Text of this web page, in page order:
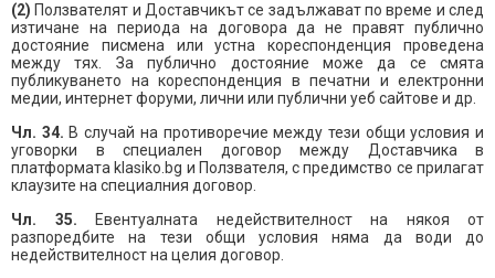
(2) Ползвателят и Доставчикът се задължават по време и след
изтичане на периода на договора да не правят публично
достояние писмена или устна кореспонденция проведена
между тях. За публично достояние може да се смята
публикуването на кореспонденция в печатни и електронни
медии, интернет форуми, лични или публични уеб сайтове и др.
Чл. 34. В случай на противоречие между тези общи условия и
уговорки в специален договор между Доставчика в
платформата klasiko.bg и Ползвателя, с предимство се прилагат
клаузите на специалния договор.
Чл. 35. Евентуалната недействителност на някоя от
разпоредбите на тези общи условия няма да води до
недействителност на целия договор.